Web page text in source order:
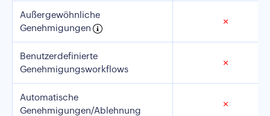
Außergewöhnliche
Genehmigungen
✗
Benutzerdefinierte
Genehmigungsworkflows
✗
Automatische
Genehmigungen/Ablehnung
✗